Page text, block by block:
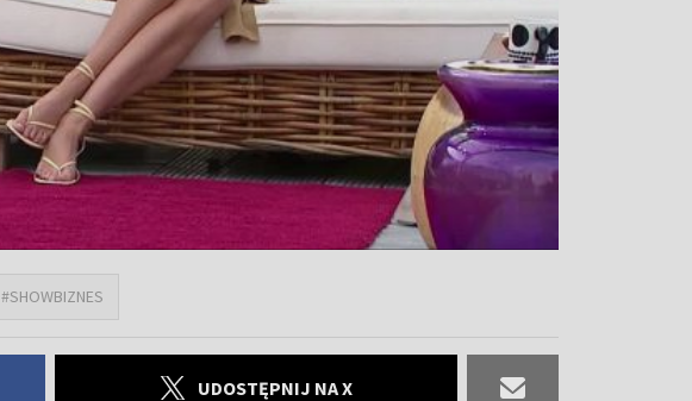
#SHOWBIZNES
UDOSTĘPNIJ NA X